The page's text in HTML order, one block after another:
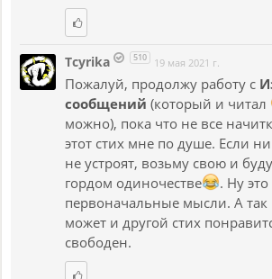
Tcyrika 510 19 мая 2021 г.
Пожалуй, продолжу работу с
сообщений (который и читал
можно), пока что не все
этот стих мне по душе. Если
не устроят, возьму свою и
гордом одиночестве
. Ну это
первоначальные мысли. А так
может и другой стих
свободен.